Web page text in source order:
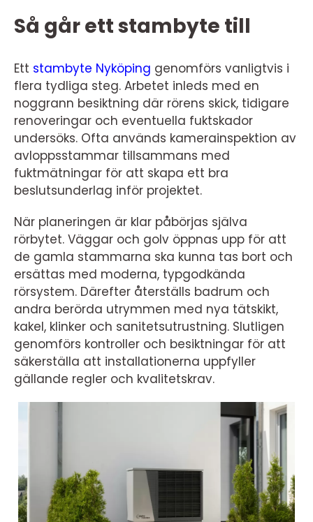
Så går ett stambyte till
Ett stambyte Nyköping genomförs vanligtvis i
flera tydliga steg. Arbetet inleds med en
noggrann besiktning där rörens skick, tidigare
renoveringar och eventuella fuktskador
undersöks. Ofta används kamerainspektion av
avloppsstammar tillsammans med
fuktmätningar för att skapa ett bra
beslutsunderlag inför projektet.
När planeringen är klar påbörjas själva
rörbytet. Väggar och golv öppnas upp för att
de gamla stammarna ska kunna tas bort och
ersättas med moderna, typgodkända
rörsystem. Därefter återställs badrum och
andra berörda utrymmen med nya tätskikt,
kakel, klinker och sanitetsutrustning. Slutligen
genomförs kontroller och besiktningar för att
säkerställa att installationerna uppfyller
gällande regler och kvalitetskrav.